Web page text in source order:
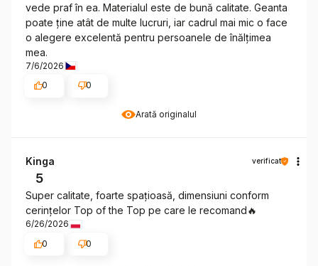
Arată originalul
vede praf în ea. Materialul este de bună calitate. Geanta
poate ține atât de multe lucruri, iar cadrul mai mic o face
o alegere excelentă pentru persoanele de înălțimea
mea.
7/6/2026
0
0
Kinga verificat
5
Super calitate, foarte spațioasă, dimensiuni conform
cerințelor Top of the Top pe care le recomand🔥
6/26/2026
0
0